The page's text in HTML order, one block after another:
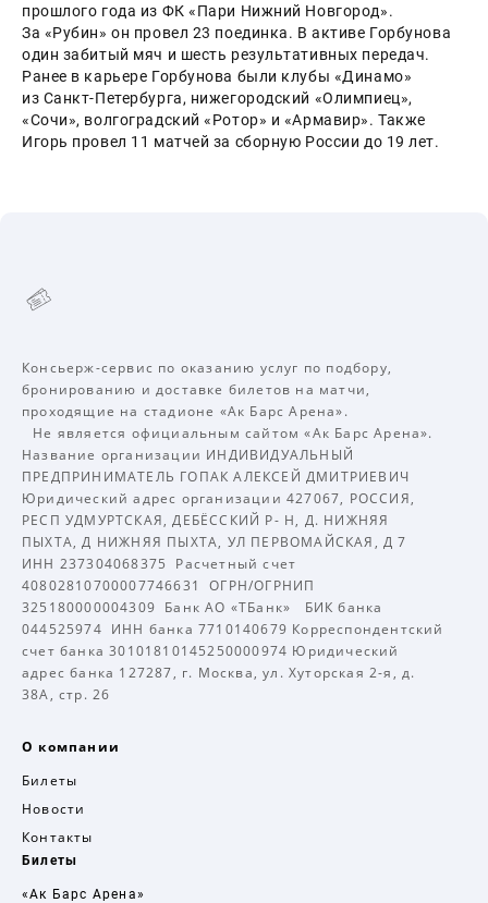
прошлого года из ФК «Пари Нижний Новгород».
За «Рубин» он провел 23 поединка. В активе Горбунова
один забитый мяч и шесть результативных передач.
Ранее в карьере Горбунова были клубы «Динамо»
из Санкт-Петербурга, нижегородский «Олимпиец»,
«Сочи», волгоградский «Ротор» и «Армавир». Также
Игорь провел 11 матчей за сборную России до 19 лет.
Консьерж-сервис по оказанию услуг по подбору,
бронированию и доставке билетов на матчи,
проходящие на стадионе «Ак Барс Арена».
Не является официальным сайтом «Ак Барс Арена».
Название организации ИНДИВИДУАЛЬНЫЙ
ПРЕДПРИНИМАТЕЛЬ ГОПАК АЛЕКСЕЙ ДМИТРИЕВИЧ
Юридический адрес организации 427067, РОССИЯ,
РЕСП УДМУРТСКАЯ, ДЕБЁССКИЙ Р- Н, Д. НИЖНЯЯ
ПЫХТА, Д НИЖНЯЯ ПЫХТА, УЛ ПЕРВОМАЙСКАЯ, Д 7
ИНН 237304068375 Расчетный счет
40802810700007746631 ОГРН/ОГРНИП
325180000004309 Банк АО «ТБанк» БИК банка
044525974 ИНН банка 7710140679 Корреспондентский
счет банка 30101810145250000974 Юридический
адрес банка 127287, г. Москва, ул. Хуторская 2-я, д.
38А, стр. 26
О компании
Билеты
Новости
Контакты
Билеты
«Ак Барс Арена»